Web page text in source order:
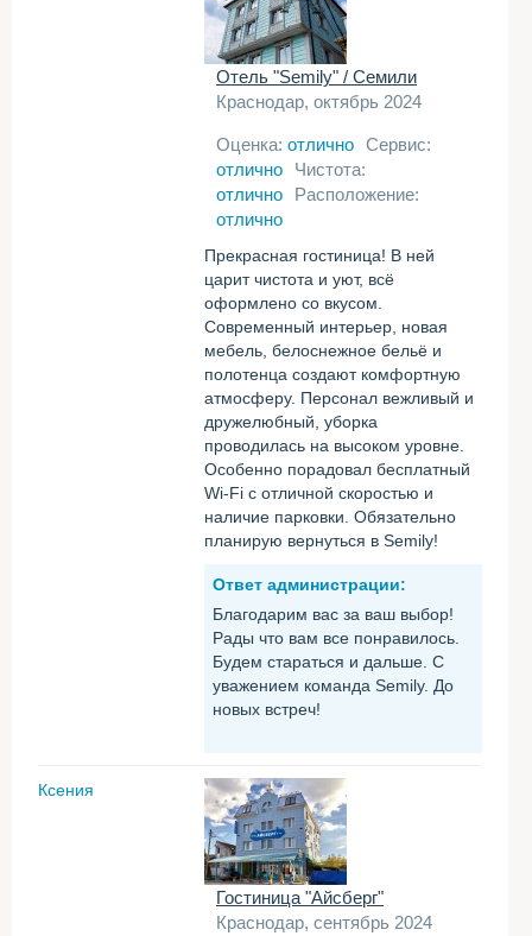
Отель "Semily" / Семили
Краснодар, октябрь 2024
Оценка: отлично Сервис:
отлично
Чистота:
отлично
Расположение:
отлично
Прекрасная гостиница! В ней
царит чистота и уют, всё
оформлено со вкусом.
Современный интерьер, новая
мебель, белоснежное бельё и
полотенца создают комфортную
атмосферу. Персонал вежливый и
дружелюбный, уборка
проводилась на высоком уровне.
Особенно порадовал бесплатный
Wi-Fi с отличной скоростью и
наличие парковки. Обязательно
планирую вернуться в Semily!
Ответ администрации:
Благодарим вас за ваш выбор!
Рады что вам все понравилось.
Будем стараться и дальше. С
уважением команда Semily. До
новых встреч!
Ксения
Гостиница "Айсберг"
Краснодар, сентябрь 2024